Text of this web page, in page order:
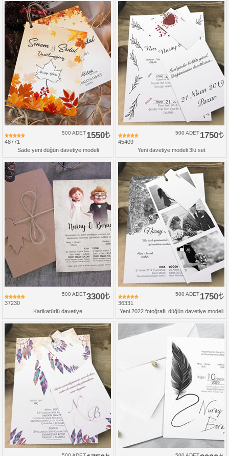
48771
1550
500 ADET
Sade yeni düğün davetiye modeli
45409
1750
500 ADET
Yeni davetiye modeli 3lü set
37230
3300
500 ADET
Karikatürlü davetiye
36331
1750
500 ADET
Yeni 2022 fotoğraflı düğün davetiye modeli